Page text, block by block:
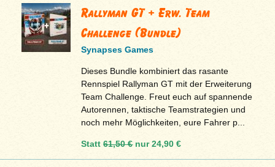
Rallyman GT + Erw. Team
Challenge (Bundle)
Synapses Games
Dieses Bundle kombiniert das rasante
Rennspiel Rallyman GT mit der Erweiterung
Team Challenge. Freut euch auf spannende
Autorennen, taktische Teamstrategien und
noch mehr Möglichkeiten, eure Fahrer p...
Statt61,50 €nur24,90 €